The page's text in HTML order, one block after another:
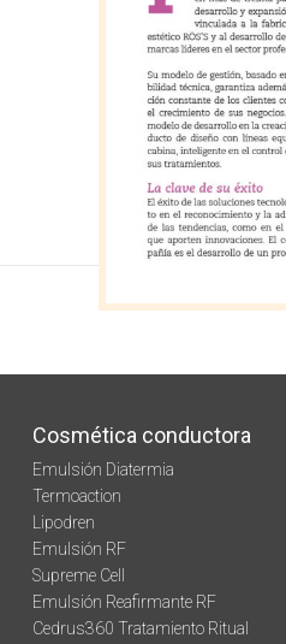
Cosmética conductora
Emulsión Diatermia
Termoaction
Lipodren
Emulsión RF
Supreme Cell
Emulsión Reafirmante RF
Cedrus360 Tratamiento Ritual